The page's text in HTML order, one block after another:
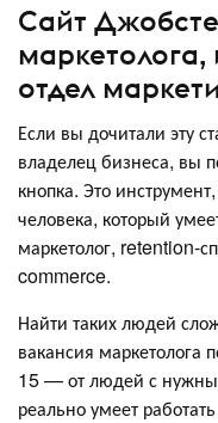
Сайт
маркетолога,
отдел
Если вы дочитали эту
владелец бизнеса, вы
кнопка. Это
человека, который
маркетолог, retention-
commerce.
Найти таких людей
вакансия маркетолога
15 — от людей с
реально умеет